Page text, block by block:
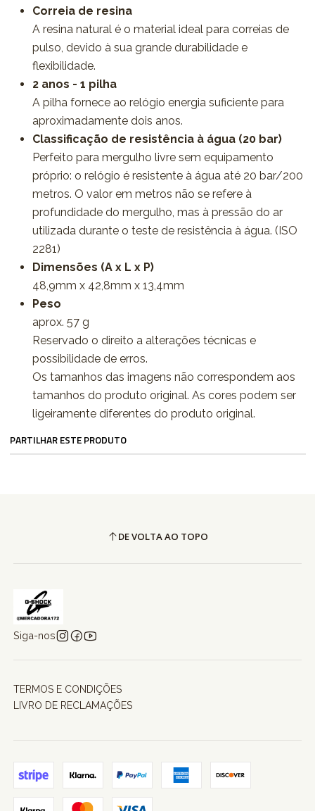
Correia de resina
A resina natural é o material ideal para correias de
pulso, devido à sua grande durabilidade e
flexibilidade.
2 anos - 1 pilha
A pilha fornece ao relógio energia suficiente para
aproximadamente dois anos.
Classificação de resistência à água (20 bar)
Perfeito para mergulho livre sem equipamento
próprio: o relógio é resistente à água até 20 bar/200
metros. O valor em metros não se refere à
profundidade do mergulho, mas à pressão do ar
utilizada durante o teste de resistência à água. (ISO
2281)
Dimensões (A x L x P)
48,9mm x 42,8mm x 13,4mm
Peso
aprox. 57 g
Reservado o direito a alterações técnicas e
possibilidade de erros.
Os tamanhos das imagens não correspondem aos
tamanhos do produto original. As cores podem ser
ligeiramente diferentes do produto original.
PARTILHAR ESTE PRODUTO
DE VOLTA AO TOPO
Siga-nos
TERMOS E CONDIÇÕES
LIVRO DE RECLAMAÇÕES